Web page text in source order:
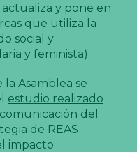
y pone en
que utiliza la
social y
y feminista).
Asamblea se
estudio realizado
del
de REAS
impacto